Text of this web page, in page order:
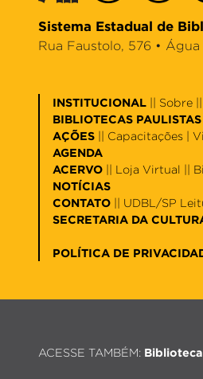
Sistema Estadual de
Rua Faustolo, 576 • Água
INSTITUCIONAL || Sobre
BIBLIOTECAS PAULISTAS
AÇÕES || Capacitações |
AGENDA
ACERVO || Loja Virtual ||
NOTÍCIAS
CONTATO || UDBL/SP
SECRETARIA DA
POLÍTICA DE
ACESSE TAMBÉM: